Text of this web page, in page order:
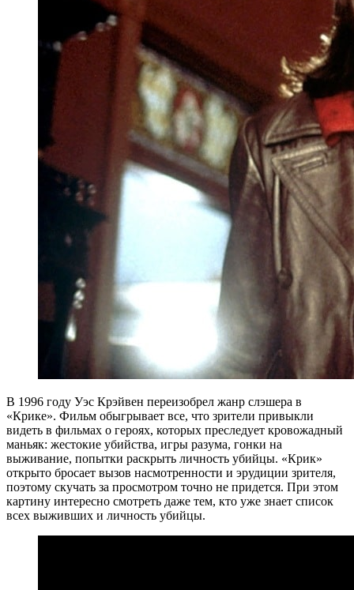
В 1996 году Уэс Крэйвен переизобрел жанр слэшера в
«Крике». Фильм обыгрывает все, что зрители привыкли
видеть в фильмах о героях, которых преследует кровожадный
маньяк: жестокие убийства, игры разума, гонки на
выживание, попытки раскрыть личность убийцы. «Крик»
открыто бросает вызов насмотренности и эрудиции зрителя,
поэтому скучать за просмотром точно не придется. При этом
картину интересно смотреть даже тем, кто уже знает список
всех выживших и личность убийцы.